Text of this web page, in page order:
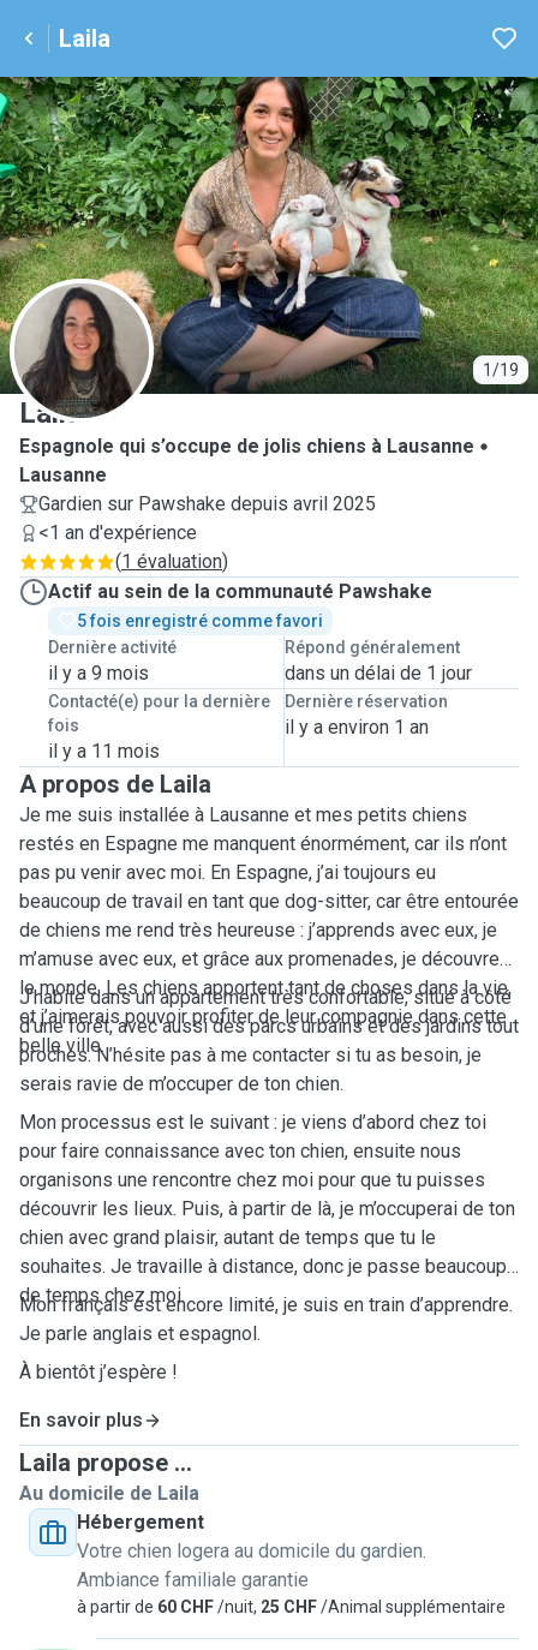
Laila
1/19
L
Laila
Espagnole qui s’occupe de jolis chiens à Lausanne
Lausanne
Gardien sur Pawshake depuis avril 2025
<1 an d'expérience
(1 évaluation)
Actif au sein de la communauté Pawshake
5 fois enregistré comme favori
Dernière activité
il y a 9 mois
Répond généralement
dans un délai de 1 jour
Contacté(e) pour la dernière
fois
il y a 11 mois
Dernière réservation
il y a environ 1 an
A propos de Laila
Je me suis installée à Lausanne et mes petits chiens
restés en Espagne me manquent énormément, car ils n’ont
pas pu venir avec moi. En Espagne, j’ai toujours eu
beaucoup de travail en tant que dog-sitter, car être entourée
de chiens me rend très heureuse : j’apprends avec eux, je
m’amuse avec eux, et grâce aux promenades, je découvre
le monde. Les chiens apportent tant de choses dans la vie,
et j’aimerais pouvoir profiter de leur compagnie dans cette
belle ville.
J’habite dans un appartement très confortable, situé à côté
d’une forêt, avec aussi des parcs urbains et des jardins tout
proches. N’hésite pas à me contacter si tu as besoin, je
serais ravie de m’occuper de ton chien.
Mon processus est le suivant : je viens d’abord chez toi
pour faire connaissance avec ton chien, ensuite nous
organisons une rencontre chez moi pour que tu puisses
découvrir les lieux. Puis, à partir de là, je m’occuperai de ton
chien avec grand plaisir, autant de temps que tu le
souhaites. Je travaille à distance, donc je passe beaucoup
de temps chez moi.
Mon français est encore limité, je suis en train d’apprendre.
Je parle anglais et espagnol.
À bientôt j’espère !
En savoir plus
Laila propose ...
Au domicile de Laila
Hébergement
Votre chien logera au domicile du gardien.
Ambiance familiale garantie
à partir de 60 CHF/nuit, 25 CHF/Animal supplémentaire